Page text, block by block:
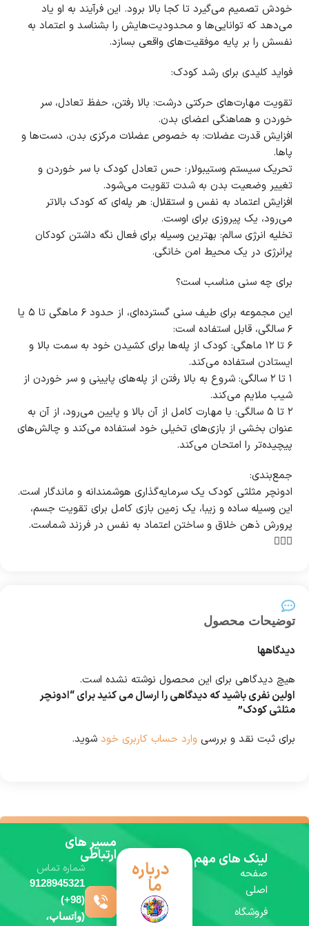
خودش تصمیم می‌گیرد تا کجا بالا برود. این فرآیند به او یاد
می‌دهد که توانایی‌ها و محدودیت‌هایش را بشناسد و اعتماد به
نفسش را بر پایه موفقیت‌های واقعی بسازد.
فواید کلیدی برای رشد کودک:
تقویت مهارت‌های حرکتی درشت: بالا رفتن، حفظ تعادل، سر
خوردن و هماهنگی اعضای بدن.
افزایش قدرت عضلات: به خصوص عضلات مرکزی بدن، دست‌ها و
پاها.
تحریک سیستم وستیبولار: حس تعادل کودک با سر خوردن و
تغییر وضعیت بدن به شدت تقویت می‌شود.
افزایش اعتماد به نفس و استقلال: هر پله‌ای که کودک بالاتر
می‌رود، یک پیروزی برای اوست.
تخلیه انرژی سالم: بهترین وسیله برای فعال نگه داشتن کودکان
پرانرژی در یک محیط امن خانگی.
برای چه سنی مناسب است؟
این مجموعه برای طیف سنی گسترده‌ای، از حدود ۶ ماهگی تا ۵ یا
۶ سالگی، قابل استفاده است:
۶ تا ۱۲ ماهگی: کودک از پله‌ها برای کشیدن خود به سمت بالا و
ایستادن استفاده می‌کند.
۱ تا ۲ سالگی: شروع به بالا رفتن از پله‌های پایینی و سر خوردن از
شیب ملایم می‌کند.
۲ تا ۵ سالگی: با مهارت کامل از آن بالا و پایین می‌رود، از آن به
عنوان بخشی از بازی‌های تخیلی خود استفاده می‌کند و چالش‌های
پیچیده‌تر را امتحان می‌کند.
جمع‌بندی:
ادونچر مثلثی کودک یک سرمایه‌گذاری هوشمندانه و ماندگار است.
این وسیله ساده و زیبا، یک زمین بازی کامل برای تقویت جسم،
پرورش ذهن خلاق و ساختن اعتماد به نفس در فرزند شماست.
🧗‍♂️✨
توضیحات محصول
دیدگاهها
هیچ دیدگاهی برای این محصول نوشته نشده است.
اولین نفری باشید که دیدگاهی را ارسال می کنید برای “ادونچر
مثلثی کودک”
برای ثبت نقد و بررسی وارد حساب کاربری خود شوید.
لینک های مهم
صفحه
اصلی
فروشگاه
درباره
ما
مسیر های
ارتباطی
شماره تماس
9128945321
(98+)
(واتساپ،